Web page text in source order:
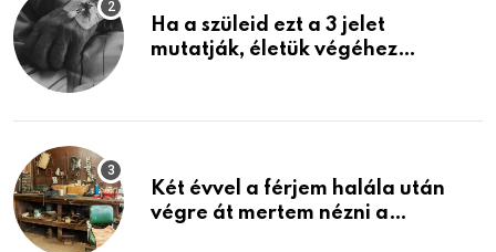
Ha a szüleid ezt a 3 jelet
mutatják, életük végéhez
Két évvel a férjem halála után
végre át mertem nézni a